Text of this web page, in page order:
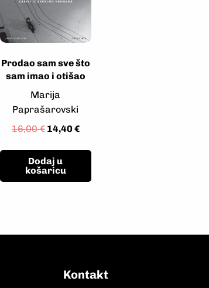
Prodao sam sve što
sam imao i otišao
Marija
Paprašarovski
16,00€ 14,40 €
Dodaj u
košaricu
Kontakt